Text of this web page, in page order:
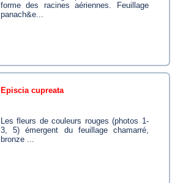
forme des racines aériennes. Feuillage
panach&e...
episcia cupreata
Les fleurs de couleurs rouges (photos 1-
3, 5) émergent du feuillage chamarré,
bronze ...